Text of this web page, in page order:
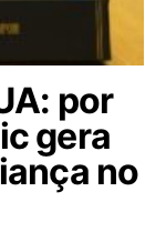
por
gera
no